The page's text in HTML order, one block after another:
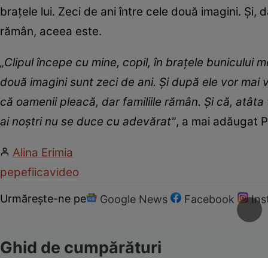
brațele lui. Zeci de ani între cele două imagini. Și,
rămân, aceea este.
„Clipul începe cu mine, copil, în brațele bunicului
două imagini sunt zeci de ani. Și după ele vor
că oamenii pleacă, dar familiile rămân. Și că,
ai noștri nu se duce cu adevărat", a mai adăugat
Alina Erimia
pepefiicavideo
Urmărește-ne pe Google News Facebook
Ghid de cumpărături